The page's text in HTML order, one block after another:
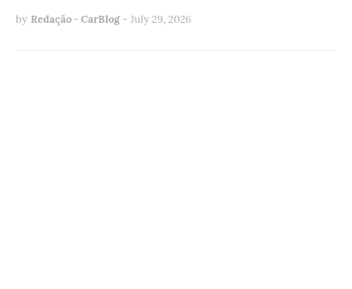
by Redação - CarBlog - July 29, 2026